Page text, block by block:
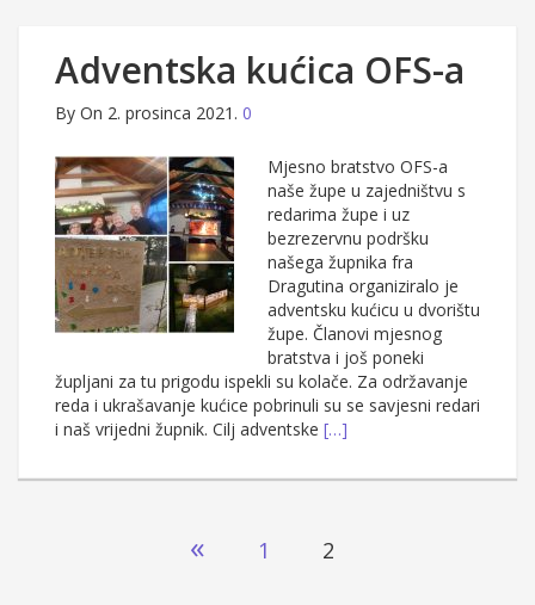
Adventska kućica OFS-a
By On 2. prosinca 2021. 0
Mjesno bratstvo OFS-a
naše župe u zajedništvu s
redarima župe i uz
bezrezervnu podršku
našega župnika fra
Dragutina organiziralo je
adventsku kućicu u dvorištu
župe. Članovi mjesnog
bratstva i još poneki
župljani za tu prigodu ispekli su kolače. Za održavanje
reda i ukrašavanje kućice pobrinuli su se savjesni redari
i naš vrijedni župnik. Cilj adventske […]
« 1 2